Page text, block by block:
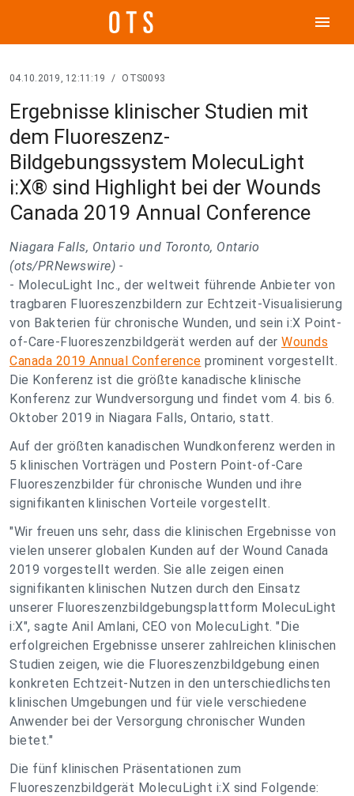
menu
04.10.2019, 12:11:19 / OTS0093
Ergebnisse klinischer Studien mit
dem Fluoreszenz-
Bildgebungssystem MolecuLight
i:X® sind Highlight bei der Wounds
Canada 2019 Annual Conference
Niagara Falls, Ontario und Toronto, Ontario
(ots/PRNewswire) -
- MolecuLight Inc., der weltweit führende Anbieter von
tragbaren Fluoreszenzbildern zur Echtzeit-Visualisierung
von Bakterien für chronische Wunden, und sein i:X Point-
of-Care-Fluoreszenzbildgerät werden auf der Wounds
Canada 2019 Annual Conference prominent vorgestellt.
Die Konferenz ist die größte kanadische klinische
Konferenz zur Wundversorgung und findet vom 4. bis 6.
Oktober 2019 in Niagara Falls, Ontario, statt.
Auf der größten kanadischen Wundkonferenz werden in
5 klinischen Vorträgen und Postern Point-of-Care
Fluoreszenzbilder für chronische Wunden und ihre
signifikanten klinischen Vorteile vorgestellt.
"Wir freuen uns sehr, dass die klinischen Ergebnisse von
vielen unserer globalen Kunden auf der Wound Canada
2019 vorgestellt werden. Sie alle zeigen einen
signifikanten klinischen Nutzen durch den Einsatz
unserer Fluoreszenzbildgebungsplattform MolecuLight
i:X", sagte Anil Amlani, CEO von MolecuLight. "Die
erfolgreichen Ergebnisse unserer zahlreichen klinischen
Studien zeigen, wie die Fluoreszenzbildgebung einen
konkreten Echtzeit-Nutzen in den unterschiedlichsten
klinischen Umgebungen und für viele verschiedene
Anwender bei der Versorgung chronischer Wunden
bietet."
Die fünf klinischen Präsentationen zum
Fluoreszenzbildgerät MolecuLight i:X sind Folgende: